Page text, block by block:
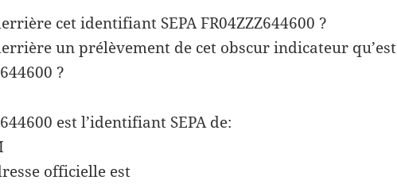
cet identifiant SEPA FR04ZZZ644600 ?
un prélèvement de cet obscur indicateur qu’est
?
est l’identifiant SEPA de:
officielle est